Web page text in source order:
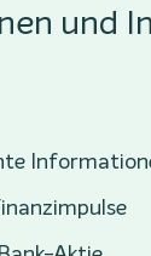
und